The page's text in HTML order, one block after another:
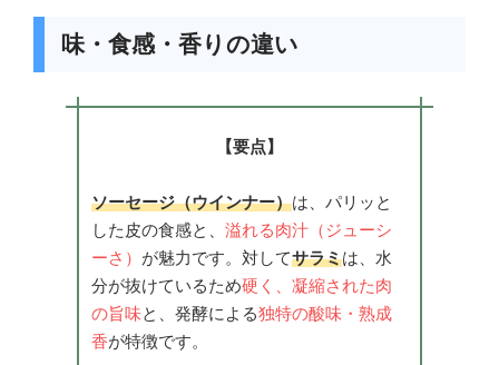
味・食感・香りの違い
【要点】
ソーセージ（ウインナー）は、パリッと
した皮の食感と、 溢れる肉汁（ジューシ
ーさ） が魅力です。対してサラミは、水
分が抜けているため硬く、凝縮された肉
の旨味と、発酵による独特の酸味・熟成
香が特徴です。